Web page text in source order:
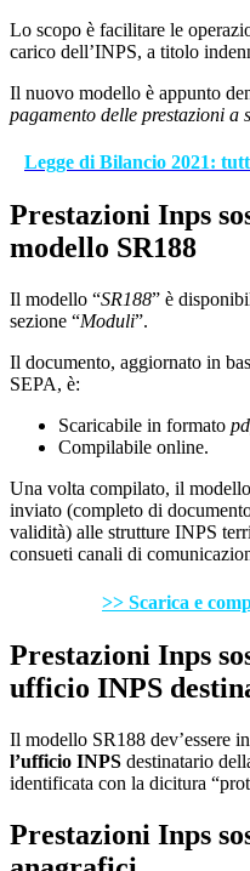
Lo scopo è facilitare le
carico dell’INPS, a titolo
Il nuovo modello è appunto
pagamento delle prestazioni a
Legge di Bilancio 2021:
Prestazioni Inps
modello SR188
Il modello “SR188” è
sezione “Moduli”.
Il documento, aggiornato in
SEPA, è:
Scaricabile in formato
Compilabile online.
Una volta compilato, il
inviato (completo di
validità) alle strutture INPS
consueti canali di
>> Scarica e
Prestazioni Inps
ufficio INPS
Il modello SR188 dev’essere
l’ufficio INPS destinatario
identificata con la dicitura
Prestazioni Inps